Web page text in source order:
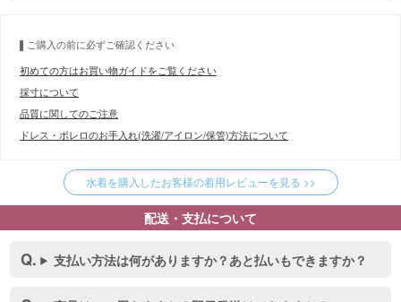
ご購入の前に必ずご確認ください
初めての方はお買い物ガイドをご覧ください
採寸について
品質に関してのご注意
ドレス・ボレロのお手入れ(洗濯/アイロン/保管)方法について
水着を購入したお客様の着用レビューを見る >>
配送・支払について
支払い方法は何がありますか？あと払いもできますか？